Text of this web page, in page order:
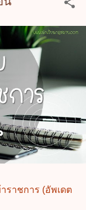
ราชการ (อัพเดต